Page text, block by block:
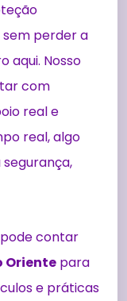
perder a
aqui. Nosso
com
real e
real, algo
contar
Oriente para
e práticas